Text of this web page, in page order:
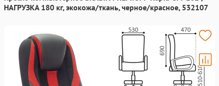
НАГРУЗКА 180 кг, экокожа/ткань, черное/красное, 532107